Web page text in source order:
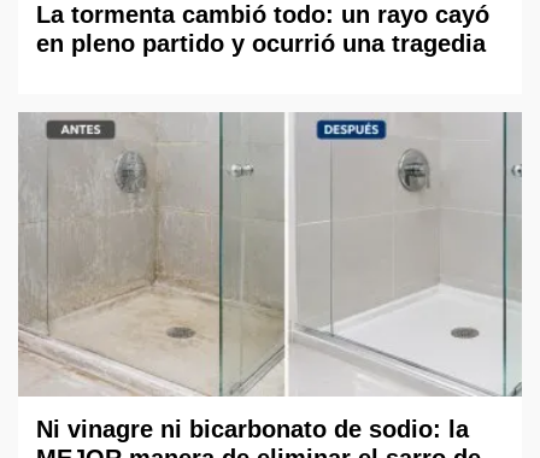
La tormenta cambió todo: un rayo cayó
en pleno partido y ocurrió una tragedia
Ni vinagre ni bicarbonato de sodio: la